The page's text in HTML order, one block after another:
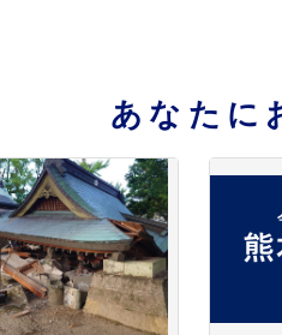
あなたに